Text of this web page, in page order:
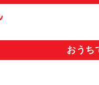
おうち